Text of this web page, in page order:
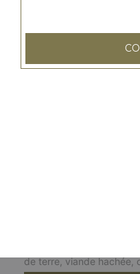
Base sauce tomates,
fruits de mer, marinés à
de terre, viande hachée,